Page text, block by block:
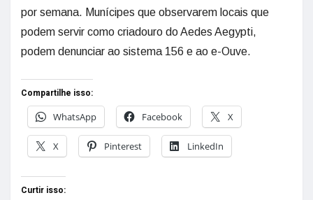
por semana. Munícipes que observarem locais que
podem servir como criadouro do Aedes Aegypti,
podem denunciar ao sistema 156 e ao e-Ouve.
Compartilhe isso:
WhatsApp
Facebook X
X Pinterest LinkedIn
Curtir isso: